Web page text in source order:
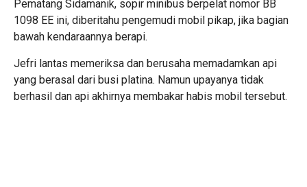
Pematang Sidamanik, sopir minibus berpelat nomor BB
1098 EE ini, diberitahu pengemudi mobil pikap, jika bagian
bawah kendaraannya berapi.
Jefri lantas memeriksa dan berusaha memadamkan api
yang berasal dari busi platina. Namun upayanya tidak
berhasil dan api akhirnya membakar habis mobil tersebut.